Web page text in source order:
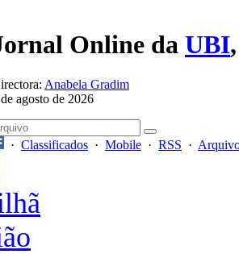
Online da UBI
Anabela Gradim
agosto de 2026
· Classificados · Mobile · RSS ·